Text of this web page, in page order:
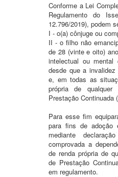
Conforme a Lei
Regulamento do
12.796/2019), podem
I - o(a) cônjuge ou
II - o filho não
de 28 (vinte e oito)
intelectual ou mental
desde que a
e, em todas as
própria de
Prestação Continuada
Para esse fim
para fins de adoção
mediante
comprovada a
de renda própria de
de Prestação
em regulamento.